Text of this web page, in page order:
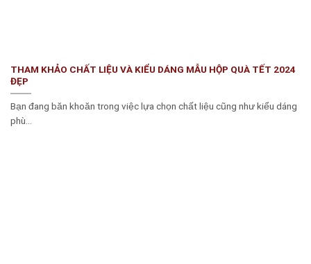
THAM KHẢO CHẤT LIỆU VÀ KIỂU DÁNG MẪU HỘP QUÀ TẾT 2024
ĐẸP
Bạn đang băn khoăn trong việc lựa chọn chất liệu cũng như kiểu dáng
phù...